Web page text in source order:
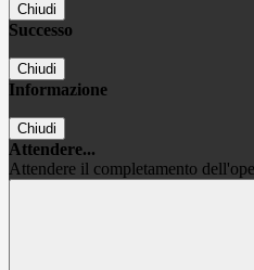
Chiudi
Successo
Chiudi
Informazione
Chiudi
Attendere...
Attendere il completamento